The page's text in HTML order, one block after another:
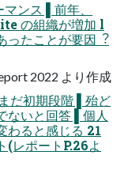
ンス ▌前年、
の組織が増加 l
ったことが要因︖
2022 より作成
だ初期段階 ▌殆ど
ないと回答 ▌個⼈
わると感じる 21
(レポートP.26よ